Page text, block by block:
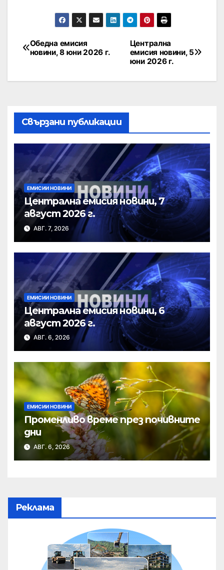
Централна
емисия новини, 5
юни 2026 г.
Обедна емисия
новини, 8 юни 2026 г.
Свързани публикации
ЕМИСИИ НОВИНИ
Централна емисия новини, 7
август 2026 г.
АВГ. 7, 2026
ЕМИСИИ НОВИНИ
Централна емисия новини, 6
август 2026 г.
АВГ. 6, 2026
ЕМИСИИ НОВИНИ
Променливо време през почивните
дни
АВГ. 6, 2026
Реклама